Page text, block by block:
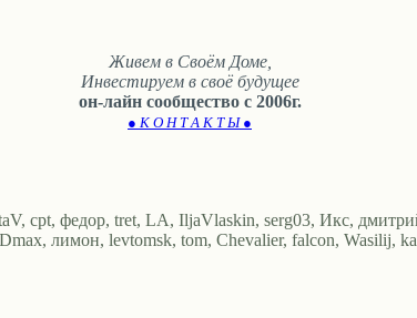
Живем в Своём Доме,
Инвестируем в своё будущее
он-лайн сообщество с 2006г.
● К О Н Т А К Т Ы ●
cpt, федор, tret, LA, IljaVlaskin, serg03, Икс,
лимон, levtomsk, tom, Chevalier, falcon,